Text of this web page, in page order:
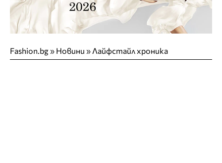
Fashion.bg» Новини » Лайфстайл хроника